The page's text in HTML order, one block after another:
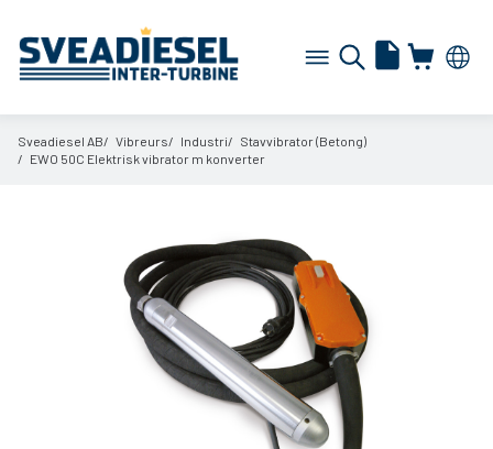
Sveadiesel AB Vibreurs Industri
Stavvibrator (Betong)
EWO 50C Elektrisk vibrator m konverter